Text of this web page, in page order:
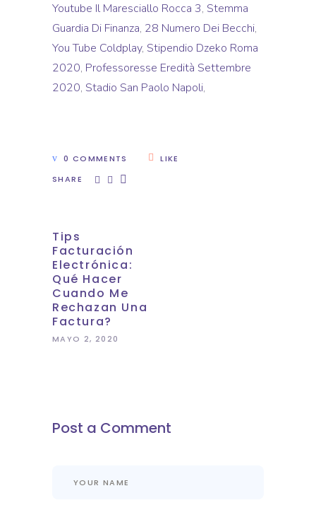
Youtube Il Maresciallo Rocca 3, Stemma
Guardia Di Finanza, 28 Numero Dei Becchi,
You Tube Coldplay, Stipendio Dzeko Roma
2020, Professoresse Eredità Settembre
2020, Stadio San Paolo Napoli,
0 COMMENTS
LIKE
SHARE
Tips
Facturación
Electrónica:
Qué Hacer
Cuando Me
Rechazan Una
Factura?
MAYO 2, 2020
Post a Comment